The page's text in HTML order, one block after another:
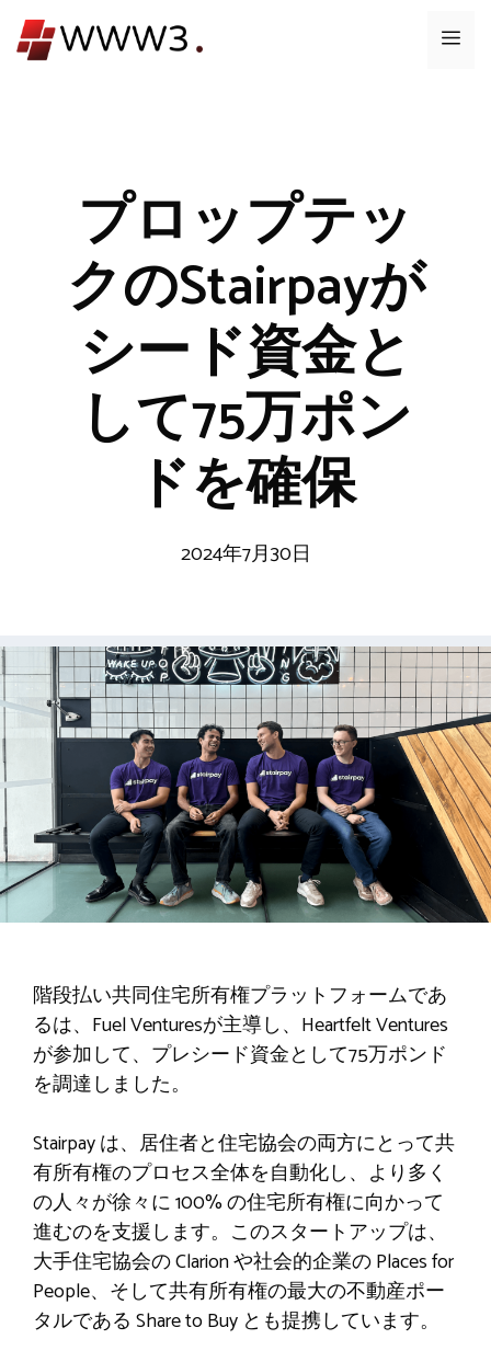
ン
メ
プロップテッ
クのStairpayが
シード資金と
して75万ポン
ドを確保
2024年7月30日
階段払い共同住宅所有権プラットフォームであ
るは、Fuel Venturesが主導し、Heartfelt Ventures
が参加して、プレシード資金として75万ポンド
を調達しました。
Stairpay は、居住者と住宅協会の両方にとって共
有所有権のプロセス全体を自動化し、より多く
の人々が徐々に 100% の住宅所有権に向かって
進むのを支援します。このスタートアップは、
大手住宅協会の Clarion や社会的企業の Places for
People、そして共有所有権の最大の不動産ポー
タルである Share to Buy とも提携しています。